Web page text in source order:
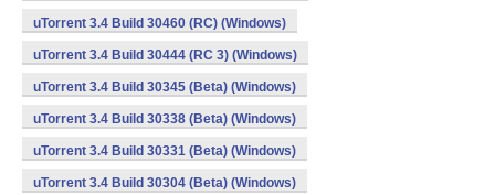
uTorrent 3.4 Build 30460 (RC) (Windows)
uTorrent 3.4 Build 30444 (RC 3) (Windows)
uTorrent 3.4 Build 30345 (Beta) (Windows)
uTorrent 3.4 Build 30338 (Beta) (Windows)
uTorrent 3.4 Build 30331 (Beta) (Windows)
uTorrent 3.4 Build 30304 (Beta) (Windows)